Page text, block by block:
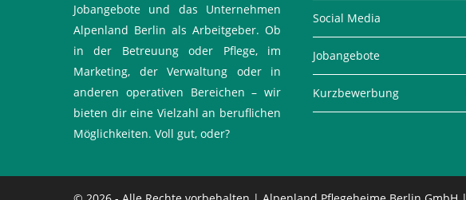
Jobangebote und das Unternehmen
Alpenland Berlin als Arbeitgeber. Ob
in der Betreuung oder Pflege, im
Marketing, der Verwaltung oder in
anderen operativen Bereichen – wir
bieten dir eine Vielzahl an beruflichen
Möglichkeiten. Voll gut, oder?
Social Media
Jobangebote
Kurzbewerbung